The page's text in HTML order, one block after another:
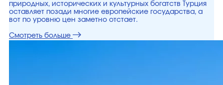
природных, исторических и культурных богатств Турция
оставляет позади многие европейские государства, а
вот по уровню цен заметно отстает.
Смотреть больше